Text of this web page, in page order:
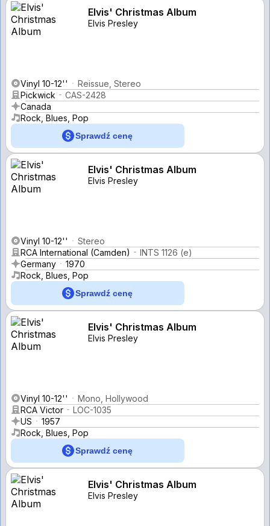
Elvis' Christmas Album
Elvis Presley
Vinyl 10-12''
Reissue, Stereo
Pickwick
CAS-2428
Canada
Rock, Blues, Pop
Sprawdź cenę
Elvis' Christmas Album
Elvis Presley
Vinyl 10-12''
Stereo
RCA International (Camden)
INTS 1126 (e)
Germany
1970
Rock, Blues, Pop
Sprawdź cenę
Elvis' Christmas Album
Elvis Presley
Vinyl 10-12''
Mono, Hollywood
RCA Victor
LOC-1035
US
1957
Rock, Blues, Pop
Sprawdź cenę
Elvis' Christmas Album
Elvis Presley